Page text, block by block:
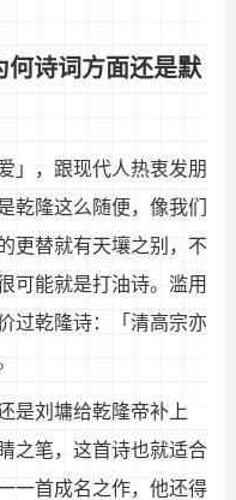
何诗词方面还是默
」，跟现代人热衷发朋
乾隆这么随便，像我们
更替就有天壤之别，不
可能就是打油诗。滥用
过乾隆诗：「清高宗亦
是刘墉给乾隆帝补上
之笔，这首诗也就适合
一首成名之作，他还得